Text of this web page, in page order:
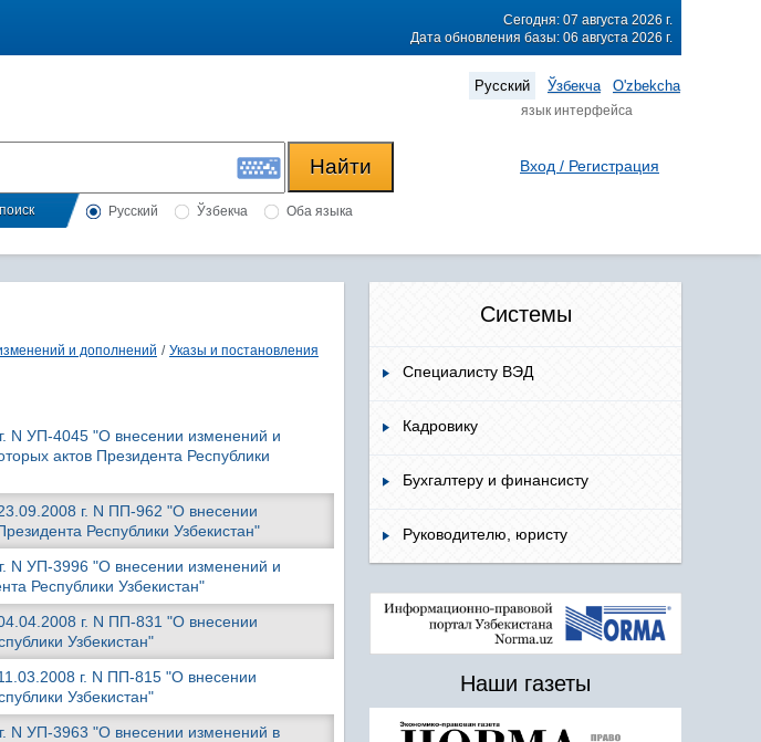
Сегодня: 07 августа 2026 г.
Дата обновления базы: 06 августа 2026 г.
Русский Ўзбекча O'zbekcha
язык интерфейса
Русский Ўзбекча Оба языка
Вход / Регистрация
и дополнений / Указы и постановления
N УП-4045 "О внесении изменений и
актов Президента Республики
г. N ПП-962 "О внесении
Республики Узбекистан"
N УП-3996 "О внесении изменений и
Республики Узбекистан"
г. N ПП-831 "О внесении
Узбекистан"
г. N ПП-815 "О внесении
Узбекистан"
N УП-3963 "О внесении изменений в
Системы
Специалисту ВЭД
Кадровику
Бухгалтеру и финансисту
Руководителю, юристу
Наши газеты